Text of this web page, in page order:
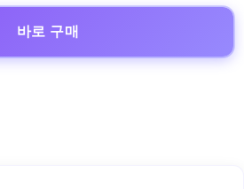
바로 구매